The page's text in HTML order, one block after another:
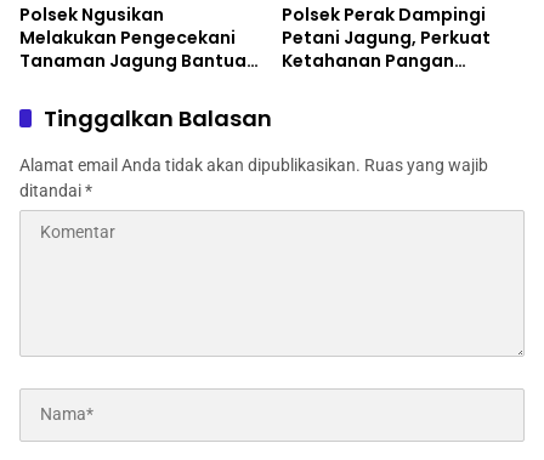
Polsek Ngusikan
Melakukan Pengecekani
Tanaman Jagung Bantuan
Polres Jombang
Polsek Perak Dampingi
Petani Jagung, Perkuat
Ketahanan Pangan
Tinggalkan Balasan
Alamat email Anda tidak akan dipublikasikan. Ruas yang wajib
ditandai*